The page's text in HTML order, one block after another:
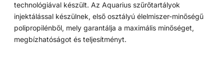
technológiával készült. Az Aquarius szűrőtartályok
injektálással készülnek, első osztályú élelmiszer-minőségű
polipropilénből, mely garantálja a maximális minőséget,
megbízhatóságot és teljesítményt.